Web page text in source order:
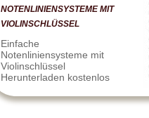
NOTENLINIENSYSTEME MIT
VIOLINSCHLÜSSEL
Einfache
Notenliniensysteme mit
Violinschlüssel
Herunterladen kostenlos